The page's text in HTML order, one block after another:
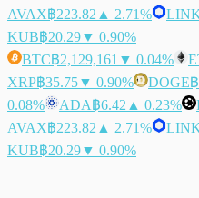
AVAX฿223.82 ▲ 2.71%
KUB฿20.29▼ 0.90%
BTC฿2,129,161 ▼ 0.04%
XRP฿35.75▼ 0.90% DOGE
0.08%
ADA฿6.42 ▲ 0.23%
AVAX฿223.82 ▲ 2.71%
KUB฿20.29▼ 0.90%